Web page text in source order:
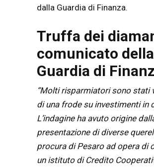
dalla Guardia di Finanza.
Truffa dei
comunicato della
Guardia di
“Molti risparmiatori sono stati
di una frode su investimenti in
L’indagine ha avuto origine
presentazione di diverse
procura di Pesaro ad opera di
un istituto di Credito